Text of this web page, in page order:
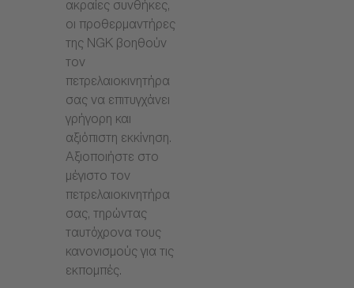
ακραίες συνθήκες,
οι προθερμαντήρες
της NGK βοηθούν
τον
πετρελαιοκινητήρα
σας να επιτυγχάνει
γρήγορη και
αξιόπιστη εκκίνηση.
Αξιοποιήστε στο
μέγιστο τον
πετρελαιοκινητήρα
σας, τηρώντας
ταυτόχρονα τους
κανονισμούς για τις
εκπομπές.